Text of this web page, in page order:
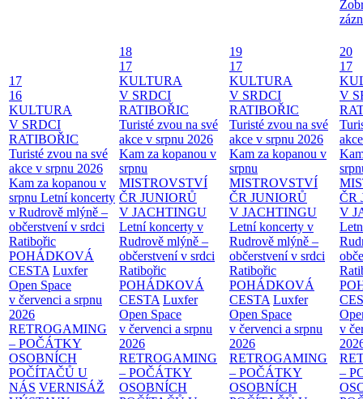
17
16
KULTURA
V SRDCI
RATIBOŘIC
Turisté zvou na své
akce v srpnu 2026
Kam za kopanou v
srpnu Letní koncerty
v Rudrově mlýně –
občerstvení v srdci
Ratibořic
POHÁDKOVÁ
CESTA Luxfer
Open Space
v červenci a srpnu
2026
RETROGAMING
– POČÁTKY
OSOBNÍCH
POČÍTAČŮ U
NÁS VERNISÁŽ
18
17
KULTURA
V SRDCI
RATIBOŘIC
Turisté zvou na své
akce v srpnu 2026
Kam za kopanou v
srpnu
MISTROVSTVÍ
ČR JUNIORŮ
V JACHTINGU
Letní koncerty v
Rudrově mlýně –
občerstvení v srdci
Ratibořic
POHÁDKOVÁ
CESTA Luxfer
Open Space
v červenci a srpnu
2026
RETROGAMING
– POČÁTKY
OSOBNÍCH
19
17
KULTURA
V SRDCI
RATIBOŘIC
Turisté zvou na své
akce v srpnu 2026
Kam za kopanou v
srpnu
MISTROVSTVÍ
ČR JUNIORŮ
V JACHTINGU
Letní koncerty v
Rudrově mlýně –
občerstvení v srdci
Ratibořic
POHÁDKOVÁ
CESTA Luxfer
Open Space
v červenci a srpnu
2026
RETROGAMING
– POČÁTKY
OSOBNÍCH
20
17
V
ČR
V
v
–